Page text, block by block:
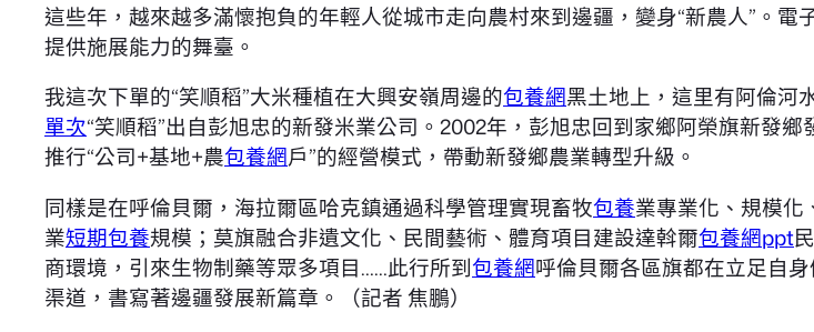
這些年，越來越多滿懷抱負的年輕人從城市走向農村來到邊疆，變身“新農人”。
提供施展能力的舞臺。
我這次下單的“笑順稻”大米種植在大興安嶺周邊的包養網黑土地上，這里有阿倫河
單次“笑順稻”出自彭旭忠的新發米業公司。2002年，彭旭忠回到家鄉阿榮旗新發
推行“公司+基地+農包養網戶”的經營模式，帶動新發鄉農業轉型升級。
同樣是在呼倫貝爾，海拉爾區哈克鎮通過科學管理實現畜牧包養業專業化、規模化
業短期包養規模；莫旗融合非遺文化、民間藝術、體育項目建設達斡爾包養網ppt
商環境，引來生物制藥等眾多項目……此行所到包養網呼倫貝爾各區旗都在立足自
渠道，書寫著邊疆發展新篇章。（記者 焦鵬）